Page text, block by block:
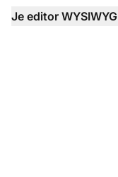
Je editor